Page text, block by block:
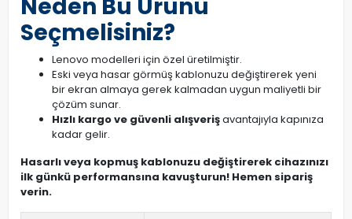
Neden Bu Ürünü
Seçmelisiniz?
Lenovo modelleri için özel üretilmiştir.
Eski veya hasar görmüş kablonuzu değiştirerek yeni
bir ekran almaya gerek kalmadan uygun maliyetli bir
çözüm sunar.
Hızlı kargo ve güvenli alışverişavantajıyla kapınıza
kadar gelir.
Hasarlı veya kopmuş kablonuzu değiştirerek cihazınızı
ilk günkü performansına kavuşturun! Hemen sipariş
verin.